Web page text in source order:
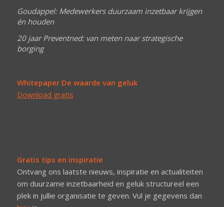
Goudappel: Medewerkers duurzaam inzetbaar krijgen
én houden
20 jaar Preventned: van meten naar strategische
borging
Whitepaper De waarde van geluk
Download gratis
Gratis tips en inspiratie
Ontvang ons laatste nieuws, inspiratie en actualiteiten
om duurzame inzetbaarheid en geluk structureel een
plek in jullie organisatie te geven. Vul je gegevens dan